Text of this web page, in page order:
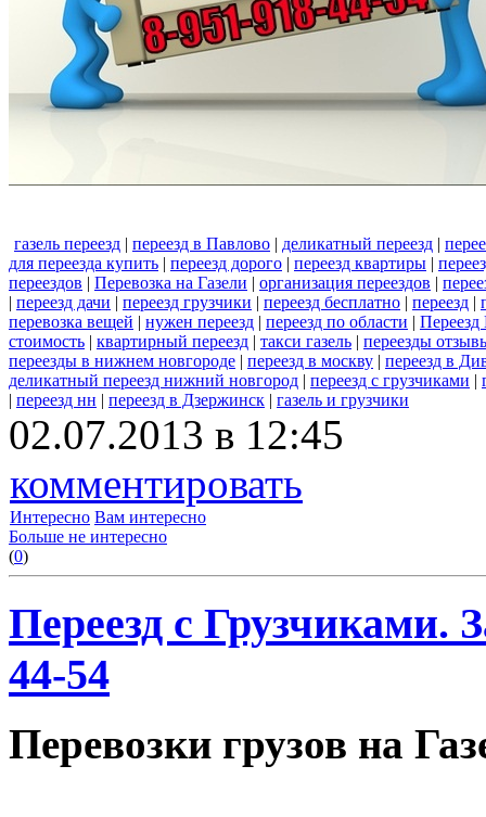
газель переезд | переезд в Павлово | деликатный переезд |
для переезда купить | переезд дорого | переезд квартиры |
переездов | Перевозка на Газели | организация переездов |
| переезд дачи | переезд грузчики | переезд бесплатно | переезд |
перевозка вещей | нужен переезд | переезд по области |
стоимость | квартирный переезд | такси газель | переезды
переезды в нижнем новгороде | переезд в москву | переезд в
деликатный переезд нижний новгород | переезд с грузчиками |
| переезд нн | переезд в Дзержинск | газель и грузчики
02.07.2013 в 12:45
комментировать
Интересно Вам интересно
Больше не интересно
(0)
Переезд с Грузчиками.
44-54
Перевозки грузов на